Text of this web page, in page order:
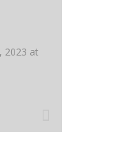
2023 at